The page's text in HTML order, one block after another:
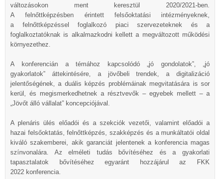
változásokon ment keresztül 2020/2021-ben.
A felnőttképzésben érintett felsőoktatási intézményeknek,
a felnőttképzéssel foglalkozó piaci szervezeteknek és a
foglalkoztatóknak is alkalmazkodni kellett a megváltozott működési
környezethez.
A konferencián a témához kapcsolódó „jó gondolatok”, „jó
gyakorlatok” áttekintésére, a jövőbeli trendek, a digitalizáció
jelentőségének, a duális képzés problémáinak megvitatására is sor
kerül, és megismerkedhetnek a résztvevők – egyebek mellett – a
„Jövőt álló vállalat” koncepciójával.
A plenáris ülés előadói és a szekciók vezetői, valamint előadói a
hazai felsőoktatás, felnőttképzés, szakképzés és a munkáltatói oldal
kiváló szakemberei, akik garanciát jelentenek a konferencia magas
színvonalára. Az elméleti tudás bővítéséhez és a gyakorlati
tapasztalatok bővítéséhez egyaránt hozzájárul az FKK
2022 konferencia.